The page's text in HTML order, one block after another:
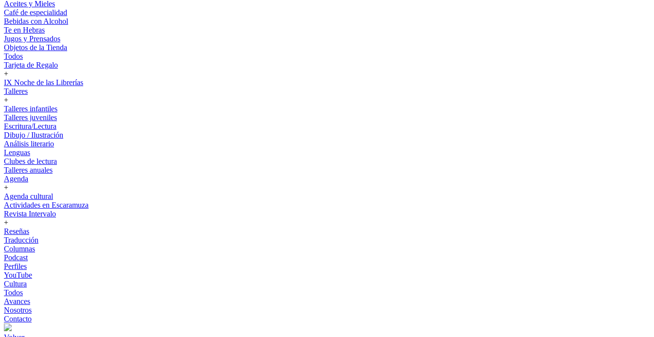
Aceites y Mieles
Café de especialidad
Bebidas con Alcohol
Te en Hebras
Jugos y Prensados
Objetos de la Tienda
Todos
Tarjeta de Regalo
+
IX Noche de las Librerías
Talleres
+
Talleres infantiles
Talleres juveniles
Escritura/Lectura
Dibujo / Ilustración
Análisis literario
Lenguas
Clubes de lectura
Talleres anuales
Agenda
+
Agenda cultural
Actividades en Escaramuza
Revista Intervalo
+
Reseñas
Traducción
Columnas
Podcast
Perfiles
YouTube
Cultura
Todos
Avances
Nosotros
Contacto